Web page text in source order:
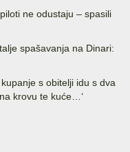
ne odustaju – spasili
spašavanja na Dinari:
s obitelji idu s dva
krovu te kuće…‘